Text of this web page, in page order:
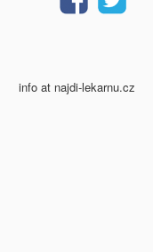
info at najdi-lekarnu.cz